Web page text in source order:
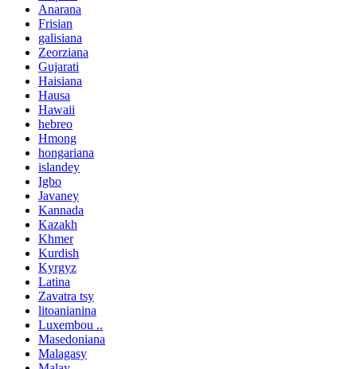
Anarana
Frisian
galisiana
Zeorziana
Gujarati
Haisiana
Hausa
Hawaii
hebreo
Hmong
hongariana
islandey
Igbo
Javaney
Kannada
Kazakh
Khmer
Kurdish
Kyrgyz
Latina
Zavatra tsy
litoanianina
Luxembou ..
Masedoniana
Malagasy